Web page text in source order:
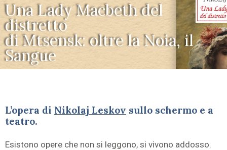
Una Lady Macbeth del
distretto
di Mtsensk: oltre la Noia, il
Sangue
L’opera di Nikolaj Leskov sullo schermo e a
teatro.
Esistono opere che non si leggono, si vivono addosso.